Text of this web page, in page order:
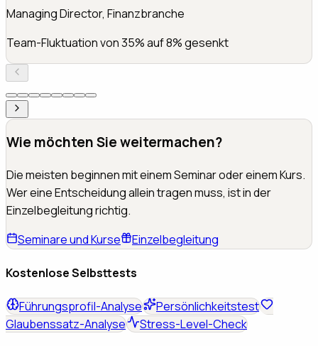
Inhaber, Ingenieurbüro (45 MA)
Umsatz +30% bei weniger eigener Arbeitszeit
Wie möchten Sie weitermachen?
Die meisten beginnen mit einem Seminar oder einem Kurs.
Wer eine Entscheidung allein tragen muss, ist in der
Einzelbegleitung richtig.
Seminare und Kurse
Einzelbegleitung
Kostenlose Selbsttests
Führungsprofil-Analyse
Persönlichkeitstest
Glaubenssatz-Analyse
Stress-Level-Check